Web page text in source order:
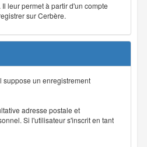
leur permet à partir d'un compte
sur Cerbère.
suppose un enregistrement
adresse postale et
Si l'utilisateur s'inscrit en tant